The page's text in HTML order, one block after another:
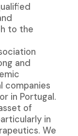
to the
and
companies
in Portugal.
of
in
We